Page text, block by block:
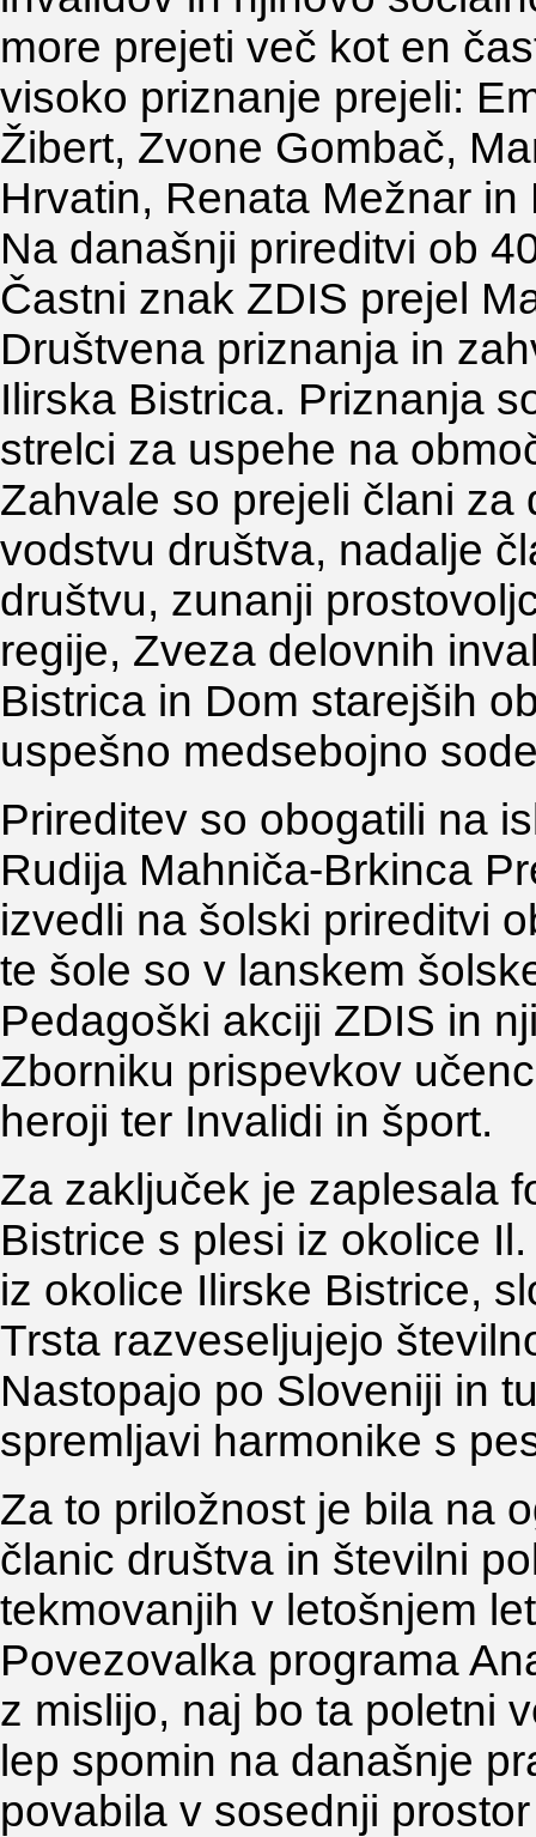
more prejeti več kot en
visoko priznanje prejeli:
Žibert, Zvone Gombač,
Hrvatin, Renata Mežnar in
Na današnji prireditvi ob
Častni znak ZDIS prejel
Društvena priznanja in
Ilirska Bistrica. Priznanja
strelci za uspehe na
Zahvale so prejeli člani
vodstvu društva, nadalje
društvu, zunanji
regije, Zveza delovnih
Bistrica in Dom starejših
uspešno medsebojno
Prireditev so obogatili na
Rudija Mahniča-Brkinca
izvedli na šolski prireditvi
te šole so v lanskem
Pedagoški akciji ZDIS in
Zborniku prispevkov
heroji ter Invalidi in šport.
Za zaključek je zaplesala
Bistrice s plesi iz okolice
iz okolice Ilirske Bistrice,
Trsta razveseljujejo
Nastopajo po Sloveniji in
spremljavi harmonike s
Za to priložnost je bila na
članic društva in številni
tekmovanjih v letošnjem
Povezovalka programa
z mislijo, naj bo ta poletni
lep spomin na današnje
povabila v sosednji